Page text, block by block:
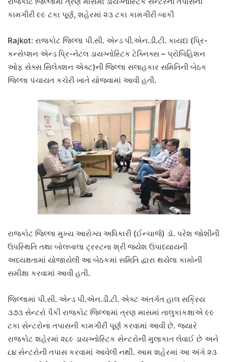
કામગીરી ૯૯ ટકા પૂર્ણ, શહેરમાં ૨૩ ટકા કામગીરી બાકી
Rajkot: રાજકોટ જિલ્લા પી.સી. એન્ડ પી.એન.ડી.ટી. કાયદા (પ્રિ-
કન્સેપ્શન એન્ડ પ્રિ-નેટલ ડાયગ્નોસ્ટિક ટેક્નિક્સ – પ્રોબિહિશન
ઓફ સેક્સ સિલેક્શન એક્ટ)ની જિલ્લા સલાહકાર સમિતિની બેઠક
જિલ્લા પંચાયત કચેરી ખાતે યોજવામાં આવી હતી.
રાજકોટ જિલ્લા મુખ્ય આરોગ્ય અધિકારી (ઈન્ચાર્જ) ડૉ. પરેશ જોશીની
ઉપસ્થિતિ તથા બોલબાલા ટ્રસ્ટના શ્રી જયેશ ઉપાધ્યાયની
અધ્યક્ષતામાં યોજાયેલી આ બેઠકમાં સમિતિ દ્વારા થયેલા કામોની
સમીક્ષા કરવામાં આવી હતી.
જિલ્લામાં પી.સી. એન્ડ પી.એન.ડી.ટી. એક્ટ અંતર્ગત હાલ સક્રિય
૩૭૩ સેન્ટરો પૈકી રાજકોટ જિલ્લામાં ત્રણ માસમાં તાલુકાકક્ષાએ ૯૯
ટકા સેન્ટરોના તપાસની કામગીરી પૂર્ણ કરવામાં આવી છે. જ્યારે
રાજકોટ શહેરમાં ૨૮૯ ડાયગ્નોસ્ટિક સેન્ટરોની મુલાકાત લેવાઈ છે અને
૮૪ સેન્ટરોની તપાસ કરવામાં આવેલી નથી. આમ શહેરમાં આ અંગે ૨૩